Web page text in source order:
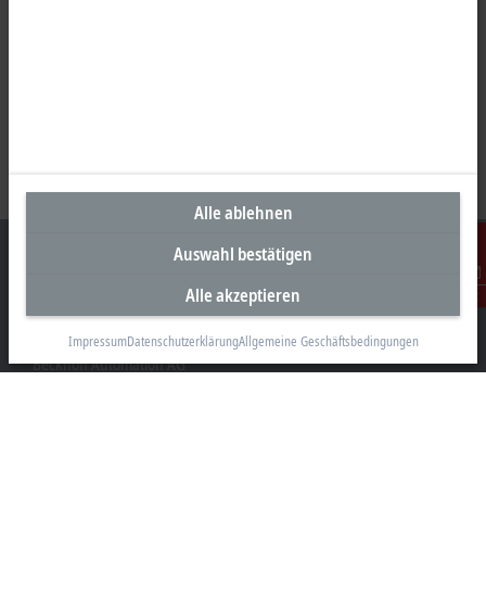
Kontakt
Unternehmenszentrale Schweiz
Beckhoff Automation AG
Alle ablehnen
Auswahl bestätigen
Alle akzeptieren
ImpressumDatenschutzerklärungAllgemeine Geschäftsbedingungen